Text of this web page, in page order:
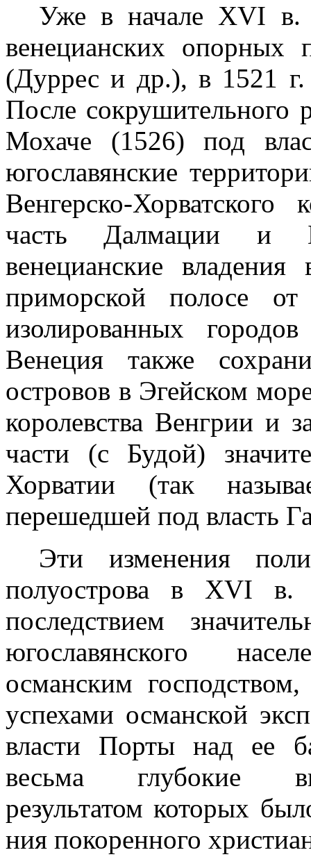
Уже в начале XVI в.
венецианских
(Дуррес и др.), в 1521 г.
После сокрушительного
Мохаче (1526) под
югославянские
Венгерско-
часть Далмации и
венецианские
приморской полосе
изолирован­ных
Венеция также
островов в Эгейском
королевства Венгрии и
части (с Будой)
Хорватии (так
перешедшей под власть
Эти изменения
полуострова в XVI в.
последствием
югославянского
османским
успехами османской
власти Порты над ее
весьма глубокие
результатом которых
ния покоренного